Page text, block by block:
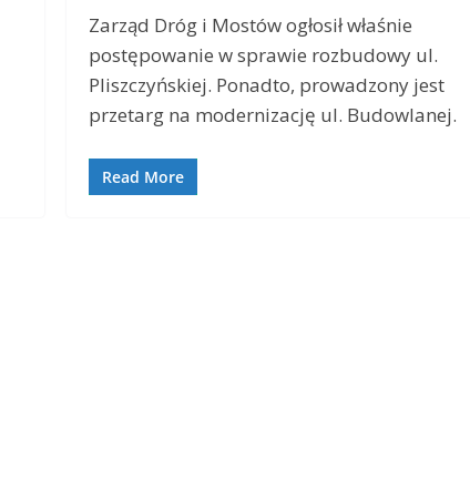
Zarząd Dróg i Mostów ogłosił właśnie
postępowanie w sprawie rozbudowy ul.
Pliszczyńskiej. Ponadto, prowadzony jest
przetarg na modernizację ul. Budowlanej.
Read More